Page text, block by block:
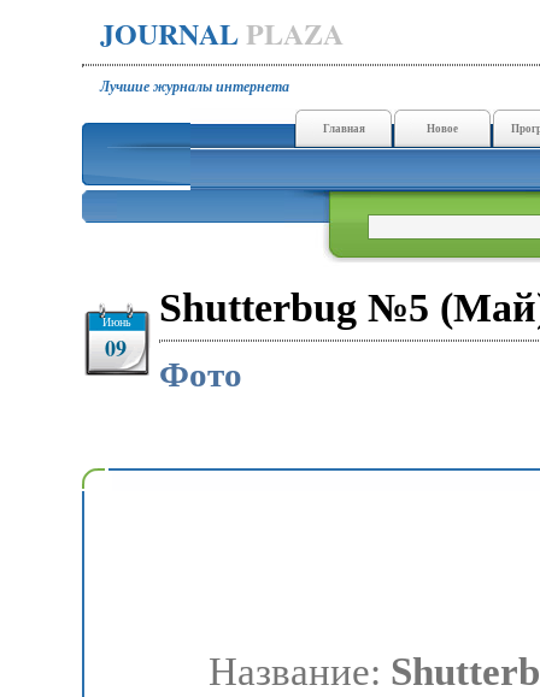
JOURNALPLAZA
Лучшие журналы интернета
Главная Новое
Июнь
09
Shutterbug №5
Фото
Название: